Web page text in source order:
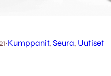
·Kumppanit, Seura, Uutiset